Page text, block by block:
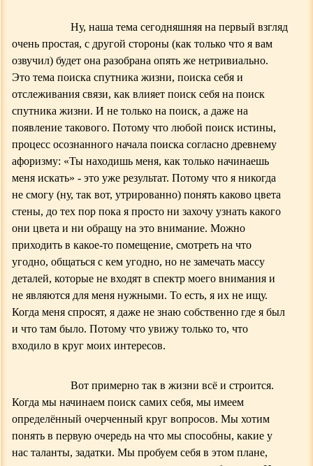
Ну, наша тема сегодняшняя на первый взгляд
очень простая, с другой стороны (как только что я вам
озвучил) будет она разобрана опять же нетривиально.
Это тема поиска спутника жизни, поиска себя и
отслеживания связи, как влияет поиск себя на поиск
спутника жизни. И не только на поиск, а даже на
появление такового. Потому что любой поиск истины,
процесс осознанного начала поиска согласно древнему
афоризму: «Ты находишь меня, как только начинаешь
меня искать» - это уже результат. Потому что я никогда
не смогу (ну, так вот, утрированно) понять каково цвета
стены, до тех пор пока я просто ни захочу узнать какого
они цвета и ни обращу на это внимание. Можно
приходить в какое-то помещение, смотреть на что
угодно, общаться с кем угодно, но не замечать массу
деталей, которые не входят в спектр моего внимания и
не являются для меня нужными. То есть, я их не ищу.
Когда меня спросят, я даже не знаю собственно где я был
и что там было. Потому что увижу только то, что
входило в круг моих интересов.
Вот примерно так в жизни всё и строится.
Когда мы начинаем поиск самих себя, мы имеем
определённый очерченный круг вопросов. Мы хотим
понять в первую очередь на что мы способны, какие у
нас таланты, задатки. Мы пробуем себя в этом плане,